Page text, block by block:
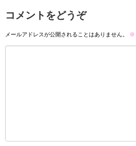
コメントをどうぞ
メールアドレスが公開されることはありません。 ※